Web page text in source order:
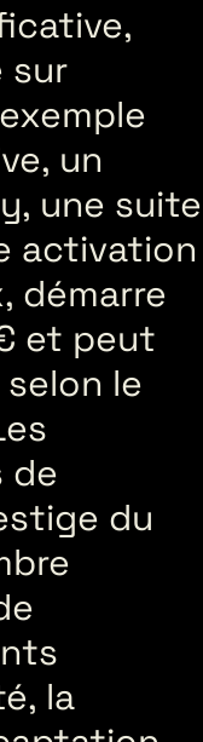
sur
un
une suite
activation
démarre
et peut
le
de
du
la